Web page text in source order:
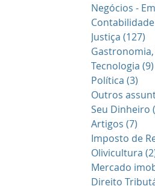
Contabilidade
Justiça (127)
Tecnologia (9)
Política (3)
Outros
Seu Dinheiro
Artigos (7)
Imposto de
Olivicultura
Mercado
Direito